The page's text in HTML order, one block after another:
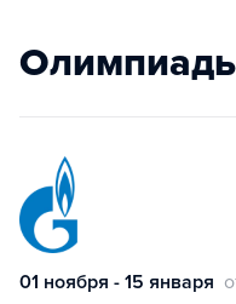
01 ноября - 15 января